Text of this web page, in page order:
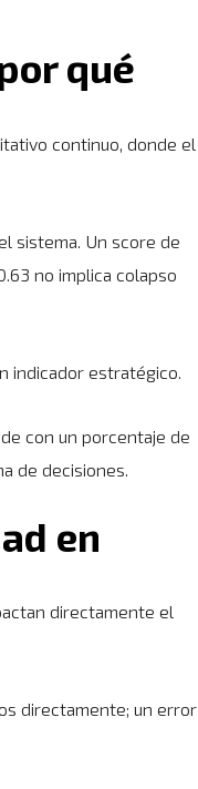
qué
continuo, donde el
sistema. Un score de
no implica colapso
indicador estratégico.
con un porcentaje de
de decisiones.
en
directamente el
directamente; un error